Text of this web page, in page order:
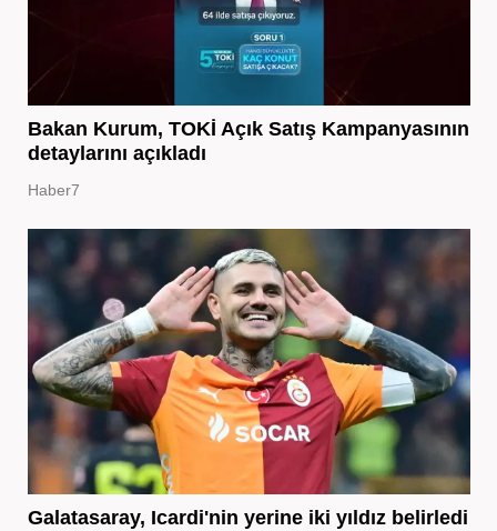
Bakan Kurum, TOKİ Açık Satış Kampanyasının
detaylarını açıkladı
Haber7
Galatasaray, Icardi'nin yerine iki yıldız belirledi